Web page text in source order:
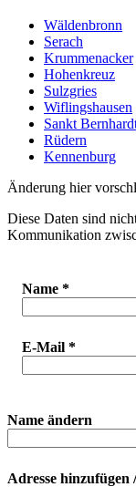
Wäldenbronn
Serach
Krummenacker
Hohenkreuz
Sulzgries
Wiflingshausen
Sankt
Rüdern
Kennenburg
Änderung hier
Diese Daten sind
Kommunikation
Name *
E-Mail *
Name ändern
Adresse hinzufügen